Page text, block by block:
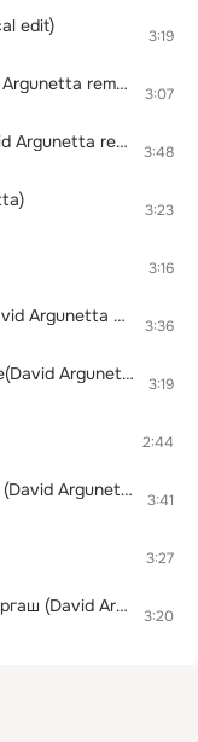
edit) 3:19
Амина Ахмадова - Лайна (David Argunetta remix) 3:07
Рустам Чекуев - Дог1анаш (David Argunetta remix) 3:48
3:23
3:16
Тамила Сагаипова - Йогу со (David Argunetta remix) 3:36
Matvey Emerson - Call your name(David Argunetta remix) 3:19
2:44
Майрбек Хайдаров – Маржа йа1 (David Argunetta remix) 3:41
3:27
Ислам Ахмедов - Баьццара б1аьргаш (David Argunetta remix) 3:20